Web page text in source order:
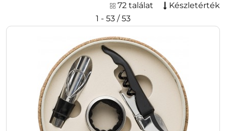
72 találat
Készletérték
1 - 53 / 53